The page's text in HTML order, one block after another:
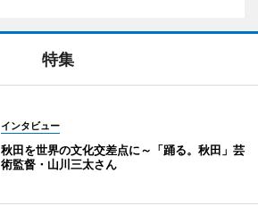
特集
インタビュー
秋田を世界の文化交差点に～「踊る。秋田」芸
術監督・山川三太さん